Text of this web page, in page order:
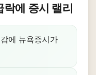
에 증시 랠리
에 뉴욕증시가